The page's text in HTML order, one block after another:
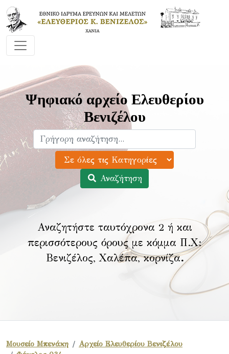
Ψηφιακό αρχείο Ελευθερίου
Βενιζέλου
Αναζήτηση
Αναζητήστε ταυτόχρονα 2 ή και
περισσότερους όρους με κόμμα Π.Χ:
Βενιζέλος, Χαλέπα, κορνίζα.
Μουσείο Μπενάκη
Αρχείο Ελευθερίου Βενιζέλου